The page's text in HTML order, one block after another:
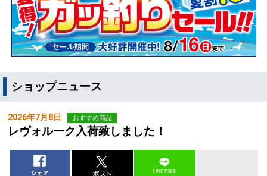
ショップニュース
2026年7月8日 おすすめ商品
レヴォルーク入荷致しました！